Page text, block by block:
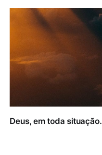
Deus, em toda situação.